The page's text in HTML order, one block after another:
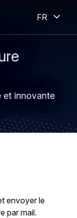
French
et innovante
envoyer le
par mail.